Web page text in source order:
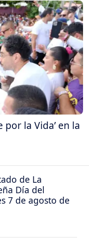
por la Vida’ en la
de La
Día del
7 de agosto de